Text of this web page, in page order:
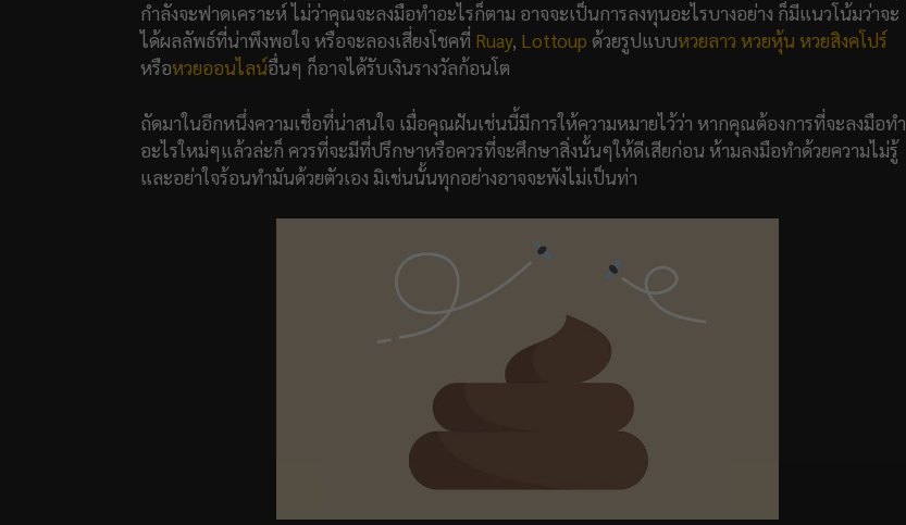
กำลังจะฟาดเคราะห์ ไม่ว่าคุณจะลงมือทำอะไรก็ตาม อาจจะเป็นการลงทุนอะไรบางอย่าง ก็มีแนวโน้มว่าจะ
ได้ผลลัพธ์ที่น่าพึงพอใจ หรือจะลองเสี่ยงโชคที่ Ruay, Lottoup ด้วยรูปแบบหวยลาว หวยหุ้น หวยสิงคโปร์
หรือหวยออนไลน์อื่นๆ ก็อาจได้รับเงินรางวัลก้อนโต
ถัดมาในอีกหนึ่งความเชื่อที่น่าสนใจ เมื่อคุณฝันเช่นนี้มีการให้ความหมายไว้ว่า หากคุณต้องการที่จะลงมือทำ
อะไรใหม่ๆแล้วล่ะก็ ควรที่จะมีที่ปรึกษาหรือควรที่จะศึกษาสิ่งนั้นๆให้ดีเสียก่อน ห้ามลงมือทำด้วยความไม่รู้
และอย่าใจร้อนทำมันด้วยตัวเอง มิเช่นนั้นทุกอย่างอาจจะพังไม่เป็นท่า